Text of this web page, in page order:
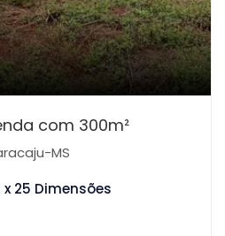
com 300m²
MS
x 25 Dimensões